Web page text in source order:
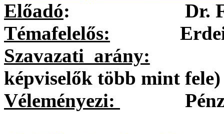
Előadó:
Dr.
Témafelelős: Erdei
Szavazati arány:
képviselők több mint fele)
Véleményezi: